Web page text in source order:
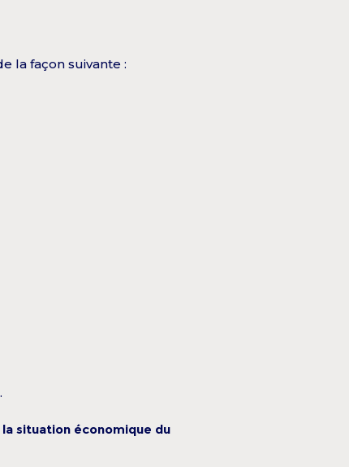
la façon suivante :
la situation économique du